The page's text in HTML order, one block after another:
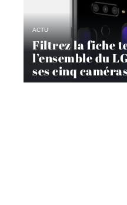
ACTU
Filtrez la fiche
l’ensemble du
ses cinq